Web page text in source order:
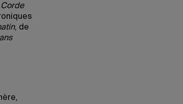
Corde
, de